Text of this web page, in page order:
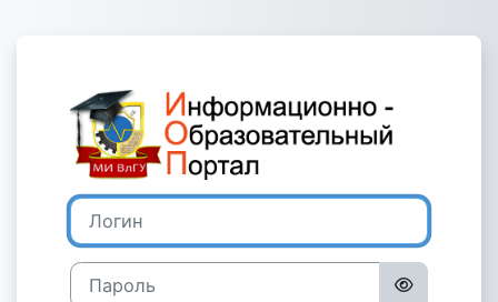
Зайти на
Логин
Пароль